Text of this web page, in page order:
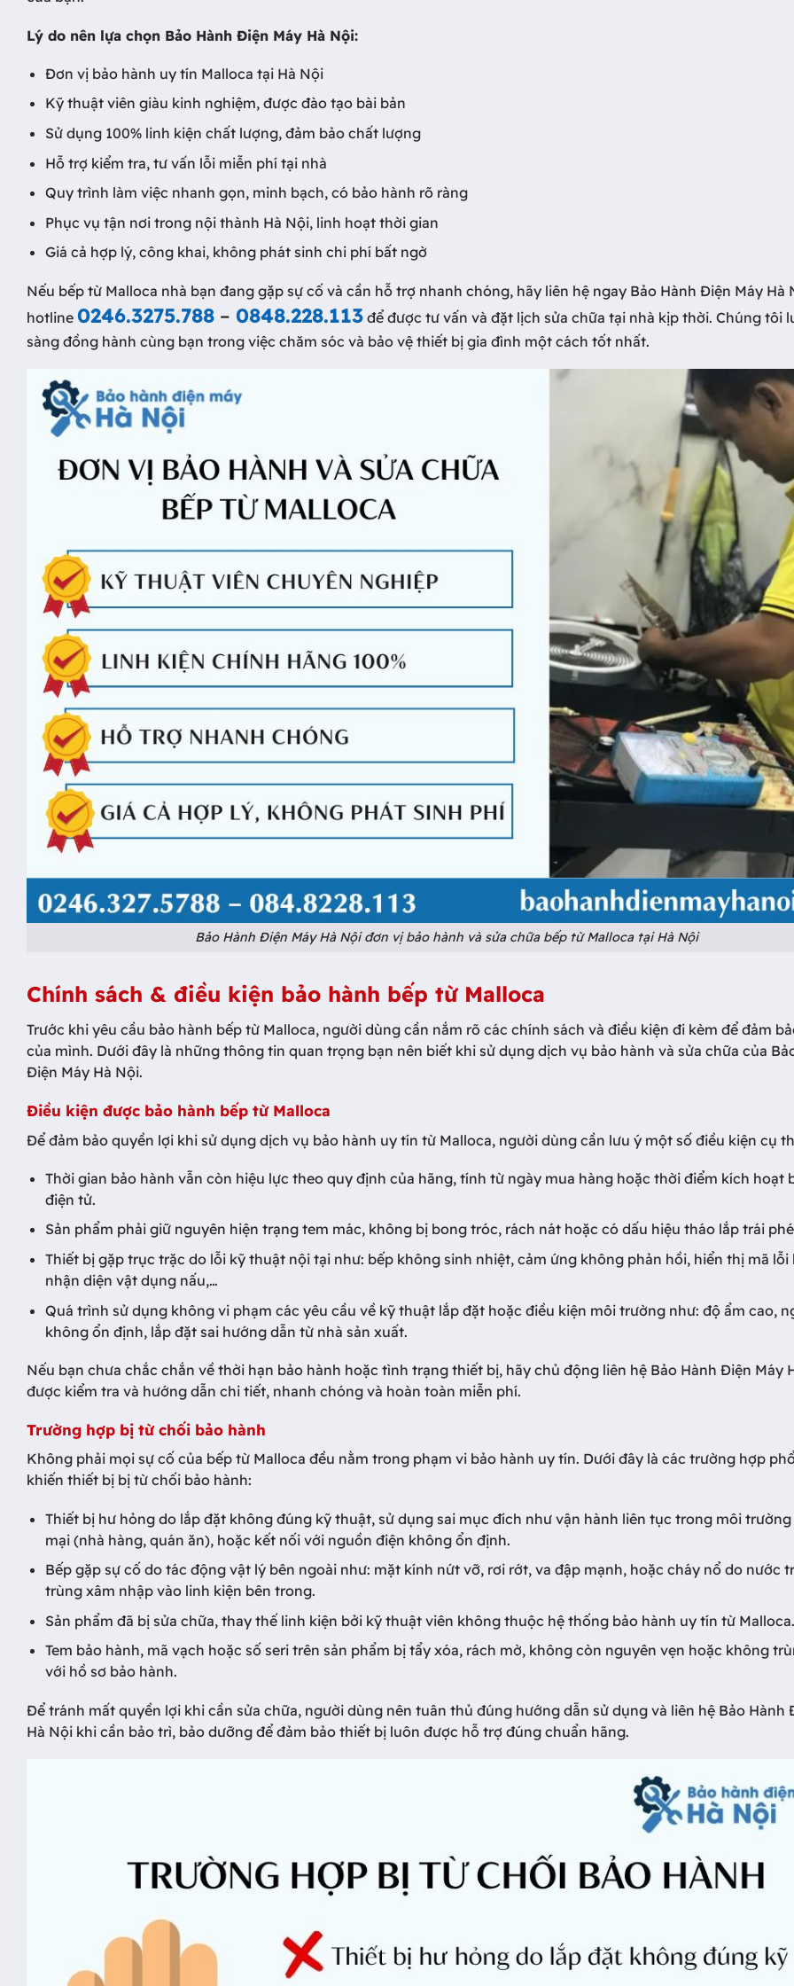
Lý do nên lựa chọn Bảo Hành Điện Máy Hà Nội:
Đơn vị bảo hành uy tín Malloca tại Hà Nội
Kỹ thuật viên giàu kinh nghiệm, được đào tạo bài bản
Sử dụng 100% linh kiện chất lượng, đảm bảo chất lượng
Hỗ trợ kiểm tra, tư vấn lỗi miễn phí tại nhà
Quy trình làm việc nhanh gọn, minh bạch, có bảo hành rõ ràng
Phục vụ tận nơi trong nội thành Hà Nội, linh hoạt thời gian
Giá cả hợp lý, công khai, không phát sinh chi phí bất ngờ
Nếu bếp từ Malloca nhà bạn đang gặp sự cố và cần hỗ trợ nhanh chóng, hãy liên hệ ngay Bảo Hành Điện Máy Hà
hotline 0246.3275.788 – 0848.228.113 để được tư vấn và đặt lịch sửa chữa tại nhà kịp thời. Chúng tôi
sàng đồng hành cùng bạn trong việc chăm sóc và bảo vệ thiết bị gia đình một cách tốt nhất.
Bảo Hành Điện Máy Hà Nội đơn vị bảo hành và sửa chữa bếp từ Malloca tại Hà Nội
Chính sách & điều kiện bảo hành bếp từ Malloca
Trước khi yêu cầu bảo hành bếp từ Malloca, người dùng cần nắm rõ các chính sách và điều kiện đi kèm để đảm
của mình. Dưới đây là những thông tin quan trọng bạn nên biết khi sử dụng dịch vụ bảo hành và sửa chữa của
Điện Máy Hà Nội.
Điều kiện được bảo hành bếp từ Malloca
Để đảm bảo quyền lợi khi sử dụng dịch vụ bảo hành uy tín từ Malloca, người dùng cần lưu ý một số điều kiện cụ
Thời gian bảo hành vẫn còn hiệu lực theo quy định của hãng, tính từ ngày mua hàng hoặc thời điểm kích hoạt
điện tử.
Sản phẩm phải giữ nguyên hiện trạng tem mác, không bị bong tróc, rách nát hoặc có dấu hiệu tháo lắp trái
Thiết bị gặp trục trặc do lỗi kỹ thuật nội tại như: bếp không sinh nhiệt, cảm ứng không phản hồi, hiển thị mã lỗi
nhận diện vật dụng nấu,…
Quá trình sử dụng không vi phạm các yêu cầu về kỹ thuật lắp đặt hoặc điều kiện môi trường như: độ ẩm cao,
không ổn định, lắp đặt sai hướng dẫn từ nhà sản xuất.
Nếu bạn chưa chắc chắn về thời hạn bảo hành hoặc tình trạng thiết bị, hãy chủ động liên hệ Bảo Hành Điện Máy
được kiểm tra và hướng dẫn chi tiết, nhanh chóng và hoàn toàn miễn phí.
Trường hợp bị từ chối bảo hành
Không phải mọi sự cố của bếp từ Malloca đều nằm trong phạm vi bảo hành uy tín. Dưới đây là các trường hợp
khiến thiết bị bị từ chối bảo hành:
Thiết bị hư hỏng do lắp đặt không đúng kỹ thuật, sử dụng sai mục đích như vận hành liên tục trong môi
mại (nhà hàng, quán ăn), hoặc kết nối với nguồn điện không ổn định.
Bếp gặp sự cố do tác động vật lý bên ngoài như: mặt kính nứt vỡ, rơi rớt, va đập mạnh, hoặc cháy nổ do nước
trùng xâm nhập vào linh kiện bên trong.
Sản phẩm đã bị sửa chữa, thay thế linh kiện bởi kỹ thuật viên không thuộc hệ thống bảo hành uy tín từ Malloca.
Tem bảo hành, mã vạch hoặc số seri trên sản phẩm bị tẩy xóa, rách mờ, không còn nguyên vẹn hoặc không
với hồ sơ bảo hành.
Để tránh mất quyền lợi khi cần sửa chữa, người dùng nên tuân thủ đúng hướng dẫn sử dụng và liên hệ Bảo Hành
Hà Nội khi cần bảo trì, bảo dưỡng để đảm bảo thiết bị luôn được hỗ trợ đúng chuẩn hãng.